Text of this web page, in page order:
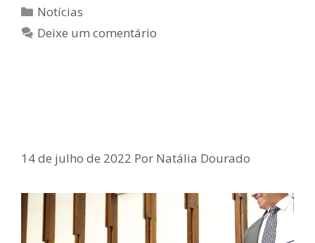
Notícias
Deixe um comentário
14 de julho de 2022 Por Natália Dourado